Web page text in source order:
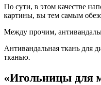
По сути, в этом качестве
картины, вы тем самым
Между прочим,
Антивандальная ткань для
тканью.
«Игольницы для